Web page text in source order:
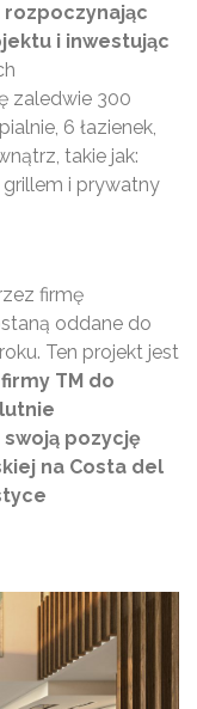
i inwestując
zaledwie 300
6 łazienek,
takie jak:
grillem i prywatny
firmę
oddane do
Ten projekt jest
TM do
pozycję
na Costa del